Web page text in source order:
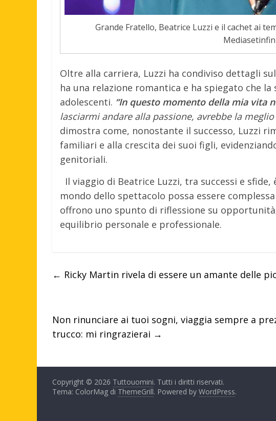
Grande Fratello, Beatrice Luzzi e il cachet ai
Oltre alla carriera, Luzzi ha condiviso dettagli
ha una relazione romantica e ha spiegato che
adolescenti. “In questo momento della mia vita
lasciarmi andare alla passione, avrebbe la
dimostra come, nonostante il successo, Luzzi
familiari e alla crescita dei suoi figli,
genitoriali.
Il viaggio di Beatrice Luzzi, tra successi e
mondo dello spettacolo possa essere
offrono uno spunto di riflessione su
equilibrio personale e professionale.
← Ricky Martin rivela di essere un amante delle
Non rinunciare ai tuoi sogni, viaggia sempre a
trucco: mi ringrazierai →
Copyright © 2026 Tuttouomini. Tutti i diritti riservati.
Tema: ColorMag di ThemeGrill. Powered by WordPress.